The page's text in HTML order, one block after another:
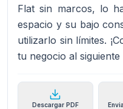
Flat sin marcos, lo
espacio y su bajo
utilizarlo sin límites.
tu negocio al siguiente
Descargar PDF